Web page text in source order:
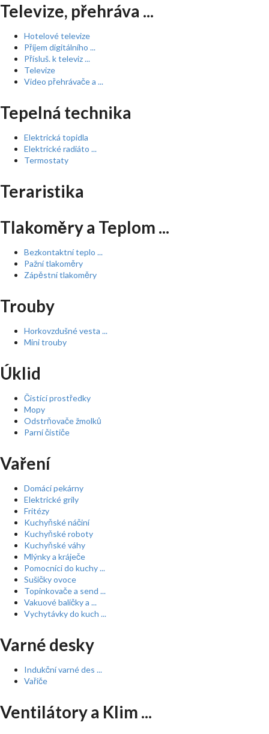
Televize, přehráva ...
Hotelové televize
Příjem digitálního ...
Přísluš. k televiz ...
Televize
Video přehrávače a ...
Tepelná technika
Elektrická topidla
Elektrické radiáto ...
Termostaty
Teraristika
Tlakoměry a Teplom ...
Bezkontaktní teplo ...
Pažní tlakoměry
Zápěstní tlakoměry
Trouby
Horkovzdušné vesta ...
Mini trouby
Úklid
Čistící prostředky
Mopy
Odstrňovače žmolků
Parní čističe
Vaření
Domácí pekárny
Elektrické grily
Fritézy
Kuchyňské náčiní
Kuchyňské roboty
Kuchyňské váhy
Mlýnky a kráječe
Pomocníci do kuchy ...
Sušičky ovoce
Topinkovače a send ...
Vakuové baličky a ...
Vychytávky do kuch ...
Varné desky
Indukční varné des ...
Vařiče
Ventilátory a Klim ...